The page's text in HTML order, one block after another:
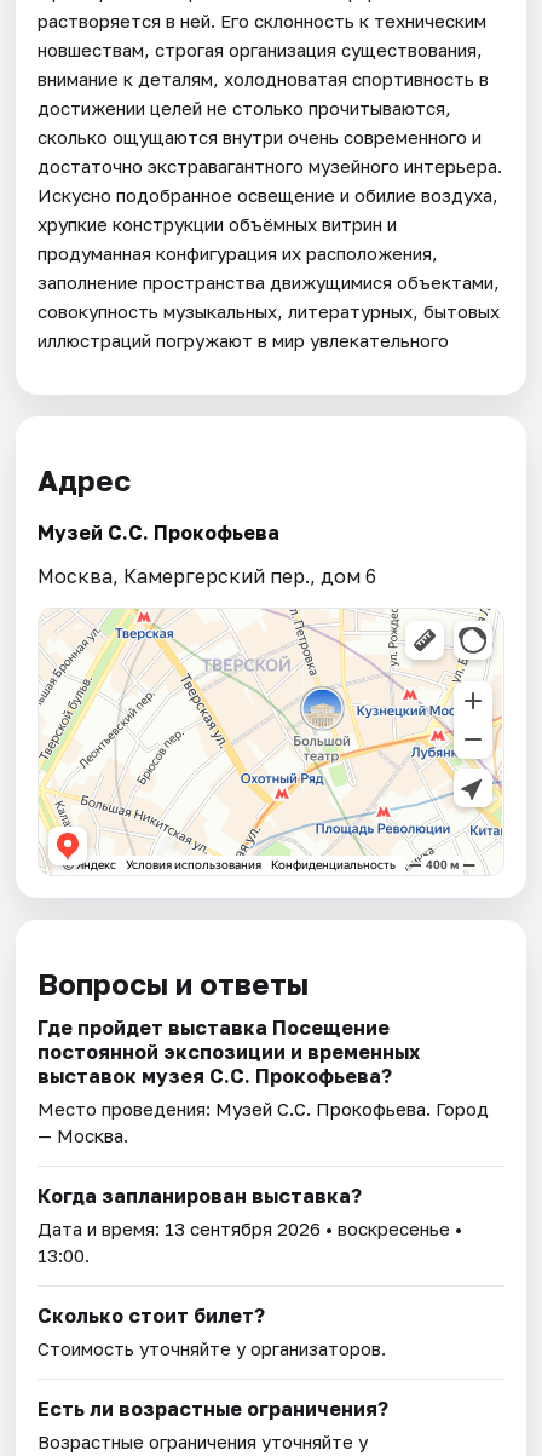
растворяется в ней. Его склонность к техническим
новшествам, строгая организация существования,
внимание к деталям, холодноватая спортивность в
достижении целей не столько прочитываются,
сколько ощущаются внутри очень современного и
достаточно экстравагантного музейного интерьера.
Искусно подобранное освещение и обилие воздуха,
хрупкие конструкции объёмных витрин и
продуманная конфигурация их расположения,
заполнение пространства движущимися объектами,
совокупность музыкальных, литературных, бытовых
иллюстраций погружают в мир увлекательного
Адрес
Музей С.С. Прокофьева
Москва, Камергерский пер., дом 6
Вопросы и ответы
Где пройдет выставка Посещение
постоянной экспозиции и временных
выставок музея С.С. Прокофьева?
Место проведения: Музей С.С. Прокофьева. Город
— Москва.
Когда запланирован выставка?
Дата и время: 13 сентября 2026 • воскресенье •
13:00.
Сколько стоит билет?
Стоимость уточняйте у организаторов.
Есть ли возрастные ограничения?
Возрастные ограничения уточняйте у